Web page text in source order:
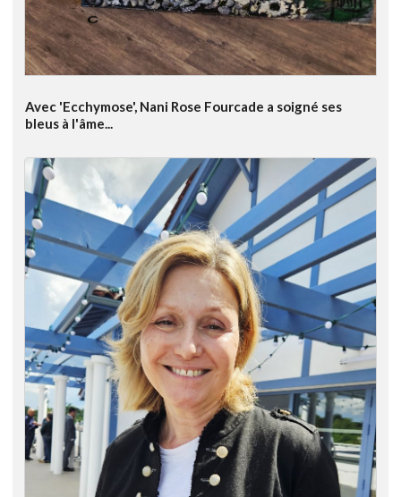
Avec 'Ecchymose', Nani Rose Fourcade a soigné ses
bleus à l'âme...